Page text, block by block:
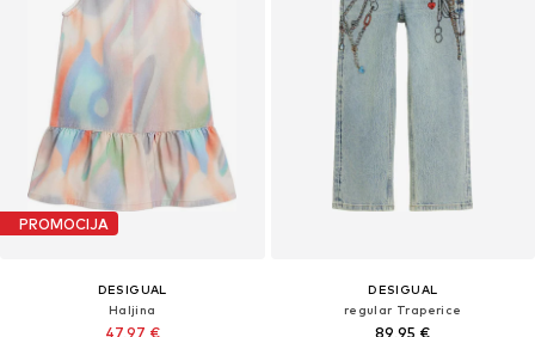
PROMOCIJA
DESIGUAL
Haljina
47,97 €
DESIGUAL
regular Traperice
89,95 €